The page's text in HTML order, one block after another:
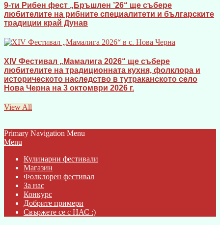
9-ти Рибен фест „Бръшлен ’26“ ще събере
любителите на рибните специалитети и българските
традиции край Дунав
XIV Фестивал „Мамалига 2026“ ще събере
любителите на традиционната кухня, фолклора и
историческото наследство в тутраканското село
Нова Черна на 3 октомври 2026 г.
View All
Primary Navigation Menu
Menu
Кулинарни фестивали
Магазин
Фолклорен фестивал
За нас
Конкурс
Добрите примери
Свържете се с НАС :)